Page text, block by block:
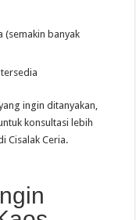
(semakin banyak
ingin ditanyakan,
konsultasi lebih
Cisalak Ceria.